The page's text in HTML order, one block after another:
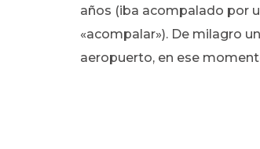
años (iba acompalado por
«acompalar»). De milagro
aeropuerto, en ese